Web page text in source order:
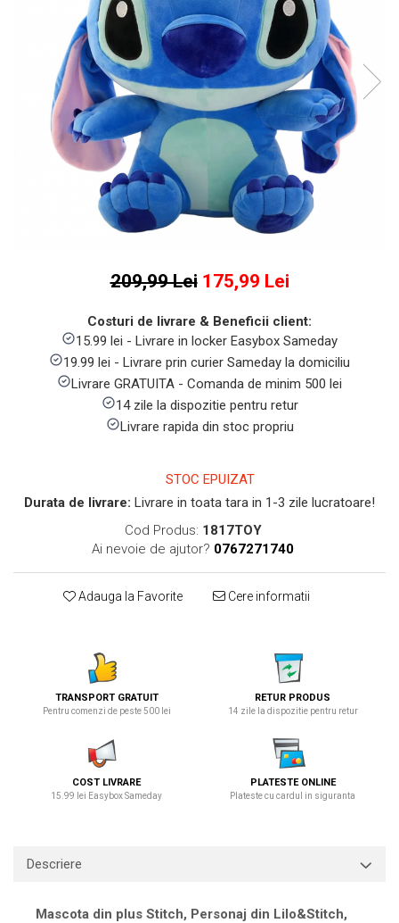
Tablite educative
209,99 Lei 175,99 Lei
Costuri de livrare & Beneficii client:
15.99 lei - Livrare in locker Easybox Sameday
19.99 lei - Livrare prin curier Sameday la domiciliu
Livrare GRATUITA - Comanda de minim 500 lei
14 zile la dispozitie pentru retur
Livrare rapida din stoc propriu
STOC EPUIZAT
Durata de livrare: Livrare in toata tara in 1-3 zile lucratoare!
Cod Produs: 1817TOY
Ai nevoie de ajutor? 0767271740
Adauga la Favorite Cere informatii
TRANSPORT GRATUIT
Pentru comenzi de peste 500 lei
RETUR PRODUS
14 zile la dispozitie pentru retur
COST LIVRARE
15.99 lei Easybox Sameday
PLATESTE ONLINE
Plateste cu cardul in siguranta
Descriere
Mascota din plus Stitch, Personaj din Lilo&Stitch,